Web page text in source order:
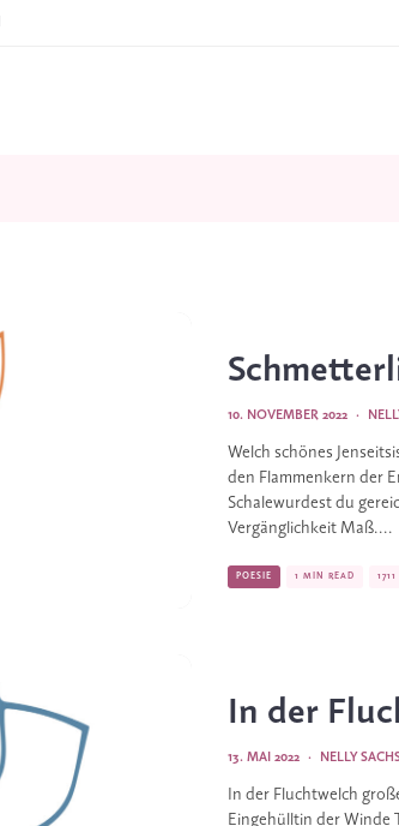
·
10. NOVEMBER 2022
Welch schönes
den Flammenkern der
Schalewurdest du
Vergänglichkeit Maß....
POESIE 1 MIN READ
In der
NELLY
·
13. MAI 2022
In der Fluchtwelch
Eingehülltin der Winde